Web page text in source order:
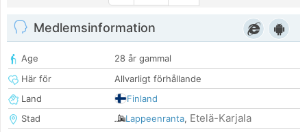
Medlemsinformation
Age
28 år gammal
Här för
Allvarligt förhållande
Land
Finland
Stad
Lappeenranta, Etelä-Karjala